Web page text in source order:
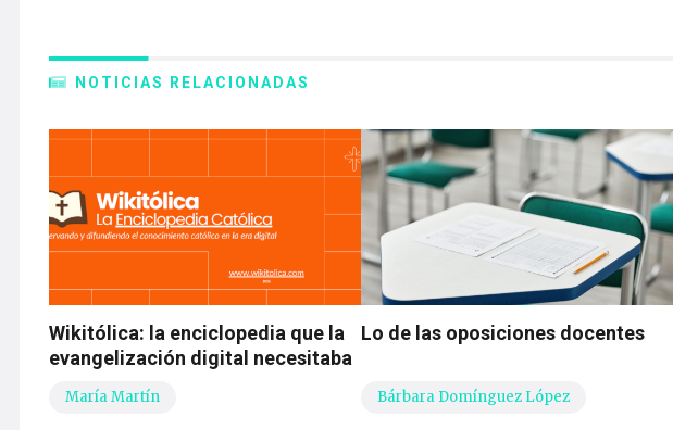
NOTICIAS RELACIONADAS
Wikitólica: la enciclopedia que la
evangelización digital necesitaba
María Martín
Lo de las oposiciones docentes
Bárbara Domínguez López